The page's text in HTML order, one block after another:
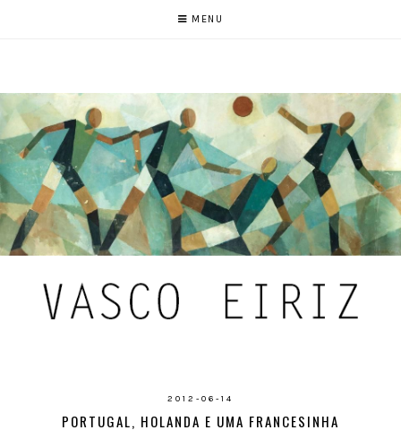
MENU
2012-06-14
PORTUGAL, HOLANDA E UMA FRANCESINHA